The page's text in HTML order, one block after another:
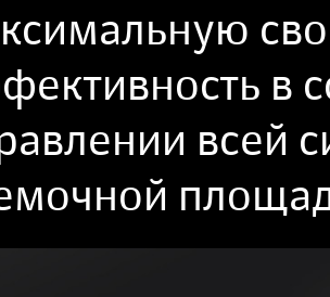
в
всей